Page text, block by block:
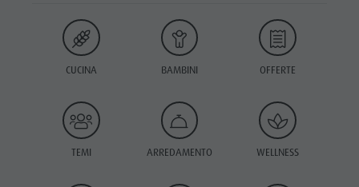
CUCINA BAMBINI OFFERTE
TEMI ARREDAMENTO WELLNESS